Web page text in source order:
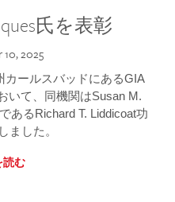
氏を表彰
2025
カールスバッドにあるGIA
いて、同機関はSusan M.
あるRichard T. Liddicoat功
ました。
読む